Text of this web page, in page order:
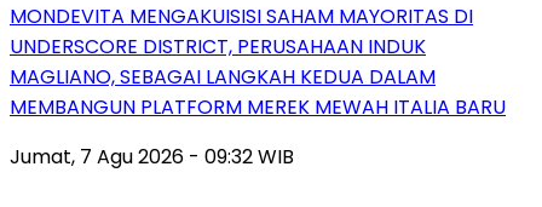
MONDEVITA MENGAKUISISI SAHAM MAYORITAS DI
UNDERSCORE DISTRICT, PERUSAHAAN INDUK
MAGLIANO, SEBAGAI LANGKAH KEDUA DALAM
MEMBANGUN PLATFORM MEREK MEWAH ITALIA BARU
Jumat, 7 Agu 2026 - 09:32 WIB